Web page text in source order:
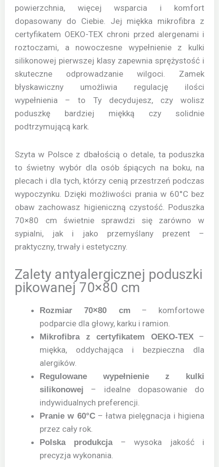
powierzchnia, więcej wsparcia i komfort
dopasowany do Ciebie. Jej miękka mikrofibra z
certyfikatem OEKO-TEX chroni przed alergenami i
roztoczami, a nowoczesne wypełnienie z kulki
silikonowej pierwszej klasy zapewnia sprężystość i
skuteczne odprowadzanie wilgoci. Zamek
błyskawiczny umożliwia regulację ilości
wypełnienia – to Ty decydujesz, czy wolisz
poduszkę bardziej miękką czy solidnie
podtrzymującą kark.
Szyta w Polsce z dbałością o detale, ta poduszka
to świetny wybór dla osób śpiących na boku, na
plecach i dla tych, którzy cenią przestrzeń podczas
wypoczynku. Dzięki możliwości prania w 60°C bez
obaw zachowasz higieniczną czystość. Poduszka
70×80 cm świetnie sprawdzi się zarówno w
sypialni, jak i jako przemyślany prezent –
praktyczny, trwały i estetyczny.
Zalety antyalergicznej poduszki
pikowanej 70×80 cm
Rozmiar 70×80 cm – komfortowe
podparcie dla głowy, karku i ramion.
Mikrofibra z certyfikatem OEKO-TEX–
miękka, oddychająca i bezpieczna dla
alergików.
Regulowane wypełnienie z kulki
silikonowej – idealne dopasowanie do
indywidualnych preferencji.
Pranie w 60°C– łatwa pielęgnacja i higiena
przez cały rok.
Polska produkcja– wysoka jakość i
precyzja wykonania.